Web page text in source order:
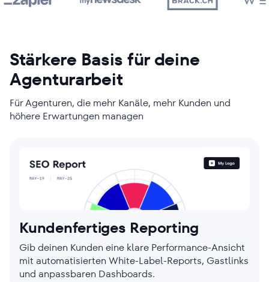
Stärkere Basis für deine
Agenturarbeit
Für Agenturen, die mehr Kanäle, mehr Kunden und
höhere Erwartungen managen
Kundenfertiges Reporting
Gib deinen Kunden eine klare Performance-Ansicht
mit automatisierten White-Label-Reports, Gastlinks
und anpassbaren Dashboards.